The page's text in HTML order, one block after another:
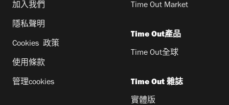
加入我們
隱私聲明
Cookies 政策
使用條款
管理cookies
Time Out Market
Time Out產品
Time Out全球
Time Out 雜誌
實體版